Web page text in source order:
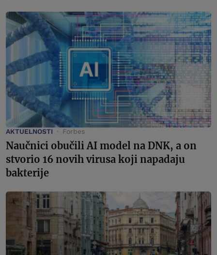
AKTUELNOSTI Forbes
Naučnici obučili AI model na DNK, a on
stvorio 16 novih virusa koji napadaju
bakterije